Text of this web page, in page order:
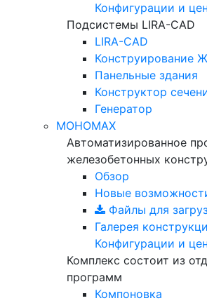
Конфигурации и
Подсистемы LIRA-CAD
LIRA-CAD
Конструирование
Панельные здания
Конструктор
Генератор
МОНОМАХ
Автоматизированное
железобетонных
Обзор
Новые
Файлы для
Галерея
Конфигурации и
Комплекс состоит из
программ
Компоновка